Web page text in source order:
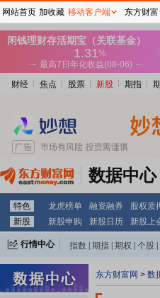
财经 焦点 股票 新股 期指
数据中心
特色 龙虎榜单 融资融券 股权质
新股
新股申购 新股日历 新股上
行情中心 指数 期指 期权 个股
东方财富网 > 数
网站首页 加收藏 移动客户端 东方财富